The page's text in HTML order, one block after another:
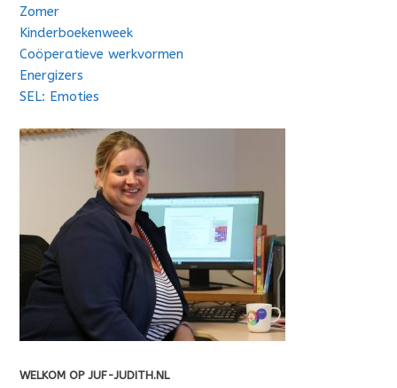
Zomer
Kinderboekenweek
Coöperatieve werkvormen
Energizers
SEL: Emoties
WELKOM OP JUF-JUDITH.NL